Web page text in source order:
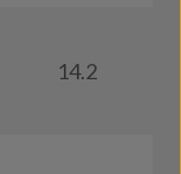
14.2